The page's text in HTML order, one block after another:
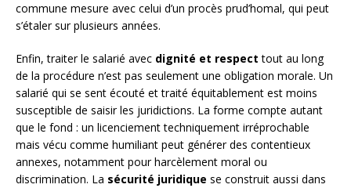
commune mesure avec celui d’un procès prud’homal, qui peut
s’étaler sur plusieurs années.
Enfin, traiter le salarié avec dignité et respect tout au long
de la procédure n’est pas seulement une obligation morale. Un
salarié qui se sent écouté et traité équitablement est moins
susceptible de saisir les juridictions. La forme compte autant
que le fond : un licenciement techniquement irréprochable
mais vécu comme humiliant peut générer des contentieux
annexes, notamment pour harcèlement moral ou
discrimination. La sécurité juridique se construit aussi dans